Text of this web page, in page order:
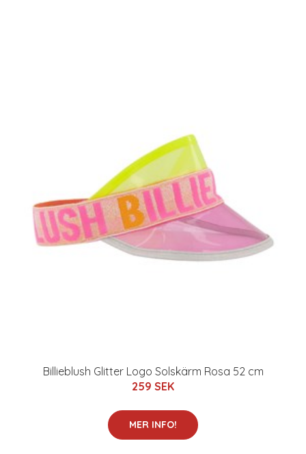
Billieblush Glitter Logo Solskärm Rosa 52 cm
259 SEK
MER INFO!